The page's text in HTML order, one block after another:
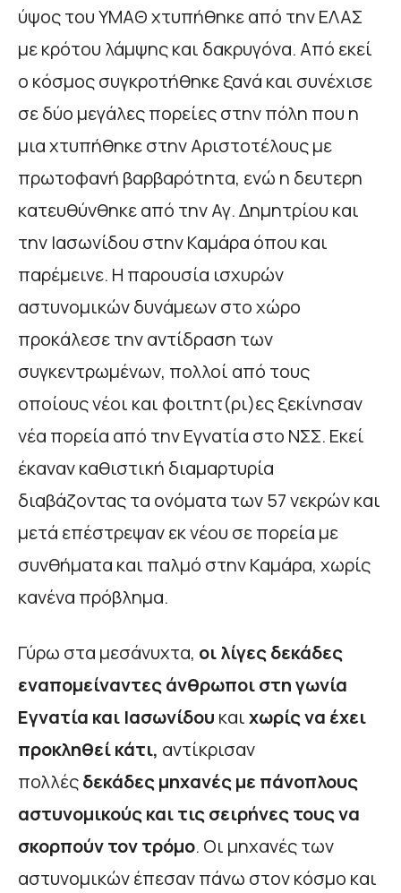
ύψος του ΥΜΑΘ χτυπήθηκε από την ΕΛΑΣ
με κρότου λάμψης και δακρυγόνα. Από εκεί
ο κόσμος συγκροτήθηκε ξανά και συνέχισε
σε δύο μεγάλες πορείες στην πόλη που η
μια χτυπήθηκε στην Αριστοτέλους με
πρωτοφανή βαρβαρότητα, ενώ η δευτερη
κατευθύνθηκε από την Αγ. Δημητρίου και
την Ιασωνίδου στην Καμάρα όπου και
παρέμεινε. Η παρουσία ισχυρών
αστυνομικών δυνάμεων στο χώρο
προκάλεσε την αντίδραση των
συγκεντρωμένων, πολλοί από τους
οποίους νέοι και φοιτητ(ρι)ες ξεκίνησαν
νέα πορεία από την Εγνατία στο ΝΣΣ. Εκεί
έκαναν καθιστική διαμαρτυρία
διαβάζοντας τα ονόματα των 57 νεκρών και
μετά επέστρεψαν εκ νέου σε πορεία με
συνθήματα και παλμό στην Καμάρα, χωρίς
κανένα πρόβλημα.
Γύρω στα μεσάνυχτα, οι λίγες δεκάδες
εναπομείναντες άνθρωποι στη γωνία
Εγνατία και Ιασωνίδου καιχωρίς να έχει
προκληθεί κάτι, αντίκρισαν
πολλέςδεκάδες μηχανές με πάνοπλους
αστυνομικούς και τις σειρήνες τους να
σκορπούν τον τρόμο. Οι μηχανές των
αστυνομικών έπεσαν πάνω στον κόσμο και